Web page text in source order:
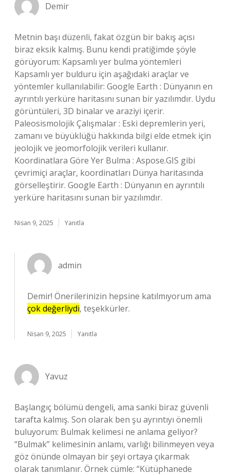
Demir
Metnin başı düzenli, fakat özgün bir bakış açısı
biraz eksik kalmış. Bunu kendi pratiğimde şöyle
görüyorum: Kapsamlı yer bulma yöntemleri
Kapsamlı yer bulduru için aşağıdaki araçlar ve
yöntemler kullanılabilir: Google Earth : Dünyanın en
ayrıntılı yerküre haritasını sunan bir yazılımdır. Uydu
görüntüleri, 3D binalar ve araziyi içerir.
Paleosismolojik Çalışmalar : Eski depremlerin yeri,
zamanı ve büyüklüğü hakkında bilgi elde etmek için
jeolojik ve jeomorfolojik verileri kullanır.
Koordinatlara Göre Yer Bulma : Aspose.GIS gibi
çevrimiçi araçlar, koordinatları Dünya haritasında
görselleştirir. Google Earth : Dünyanın en ayrıntılı
yerküre haritasını sunan bir yazılımdır.
Nisan 9, 2025 Yanıtla
admin
Demir! Önerilerinizin hepsine katılmıyorum ama
çok değerliydi, teşekkürler.
Nisan 9, 2025 Yanıtla
Yavuz
Başlangıç bölümü dengeli, ama sanki biraz güvenli
tarafta kalmış. Son olarak ben şu ayrıntıyı önemli
buluyorum: Bulmak kelimesi ne anlama geliyor?
“Bulmak” kelimesinin anlamı, varlığı bilinmeyen veya
göz önünde olmayan bir şeyi ortaya çıkarmak
olarak tanımlanır. Örnek cümle: “Kütüphanede